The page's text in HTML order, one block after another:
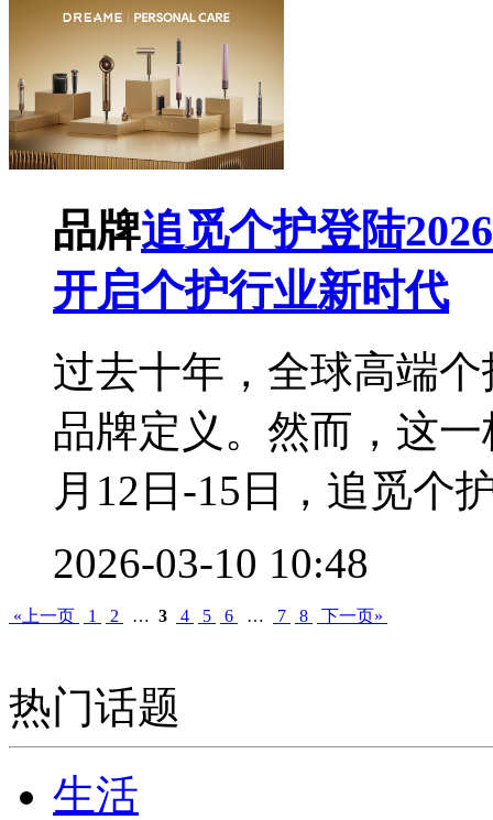
品牌追觅个护登陆
开启个护行业新时代
过去十年，全球高端
品牌定义。然而，这
月12日-15日，追觅个
2026-03-10 10:48
«上一页 1 2 … 3 4 5 6 … 7 8 下一页»
热门话题
生活